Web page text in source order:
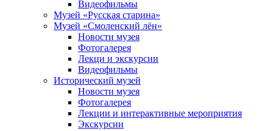
Видеофильмы
Музей «Русская старина»
Музей «Смоленский лён»
Новости музея
Фотогалерея
Лекци и экскурсии
Видеофильмы
Исторический музей
Новости музея
Фотогалерея
Лекции и интерактивные мероприятия
Экскурсии